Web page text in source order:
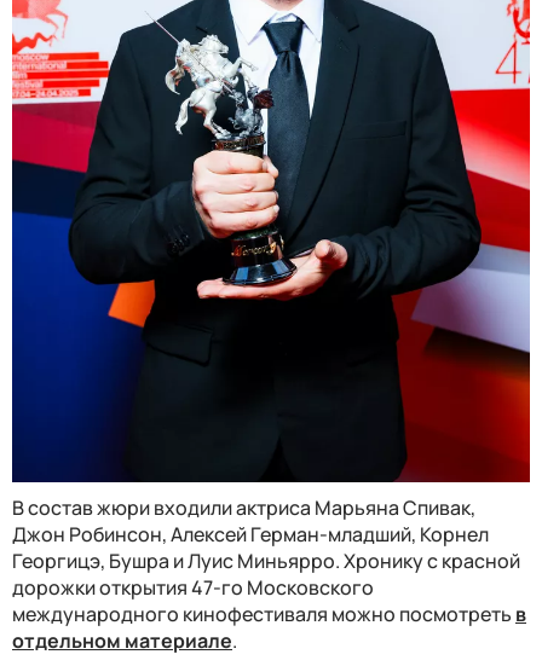
В состав жюри входили актриса Марьяна Спивак,
Джон Робинсон, Алексей Герман-младший, Корнел
Георгицэ, Бушра и Луис Миньярро. Хронику с красной
дорожки открытия 47-го Московского
международного кинофестиваля можно посмотреть в
отдельном материале.